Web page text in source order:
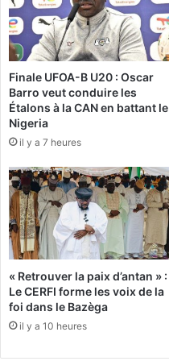
a
d
o
u
g
o
u
:
L
c
a
l
v
a
r
e
d
e
r
r
o
r
i
s
t
e
c
r
i
s
t
a
i
s
l
Finale UFOA-B U20 : Oscar
Barro veut conduire les
Étalons à la CAN en battant le
Nigeria
il y a 7 heures
« Retrouver la paix d’antan » :
Le CERFI forme les voix de la
foi dans le Bazèga
il y a 10 heures